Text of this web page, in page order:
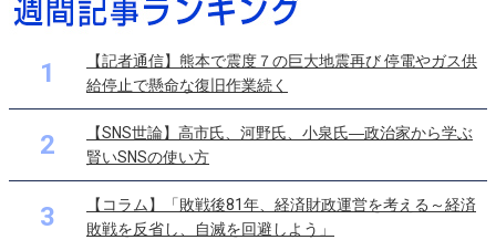
1
【記者通信】熊本で震度７の巨大地震再び 停電やガス供
給停止で懸命な復旧作業続く
2
【SNS世論】高市氏、河野氏、小泉氏―政治家から学ぶ
賢いSNSの使い方
3
【コラム】「敗戦後81年、経済財政運営を考える～経済
敗戦を反省し、自滅を回避しよう」